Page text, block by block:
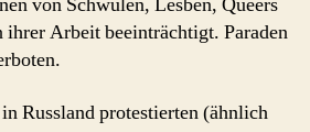
ihrer Arbeit beeinträchtigt. Paraden
Russland protestierten (ähnlich